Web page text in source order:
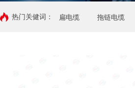
热门关健词： 扁电缆 拖链电缆